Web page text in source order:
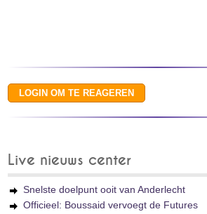
Live nieuws center
Snelste doelpunt ooit van Anderlecht
Officieel: Boussaid vervoegt de Futures